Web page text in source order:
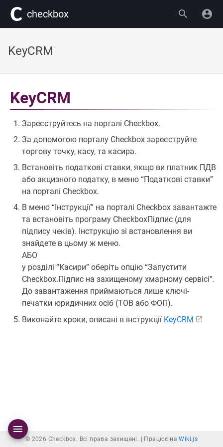
сheckbox
KeyCRM
KeyCRM
Зареєструйтесь на порталі Checkbox.
За допомогою порталу Checkbox зареєструйте
торгову точку, касу, та касира.
Встановіть податкові ставки, якщо ви платник ПДВ
або акцизного податку, в меню “Податкові ставки”
на порталі Checkbox.
В меню “Інструкції” на порталі Checkbox завантажте
та встановіть програму CheckboxПідпис (для
підпису чеків). Інструкцію зі встановлення ви
знайдете в цьому ж меню.
АБО
у розділі “Касири” оберіть опцію “Запустити
Checkbox.Підпис на захищеному хмарному сервісі”.
До завантаження приймаються лише ключі-
печатки юридичних осіб (ТОВ або ФОП).
Виконайте кроки, описані в інструкції KeyCRM
© 2026 Checkbox. Всі права захищені. | Працює наWiki.js